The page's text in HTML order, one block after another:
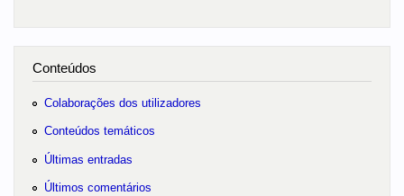
Conteúdos
Colaborações dos utilizadores
Conteúdos temáticos
Últimas entradas
Últimos comentários